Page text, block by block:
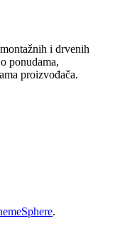
i drvenih
ponudama,
proizvođača.
.